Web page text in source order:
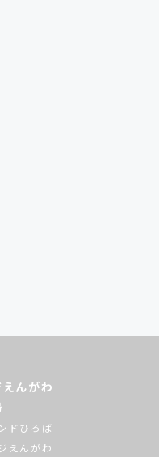
んがわ
ドひろば
えんがわ